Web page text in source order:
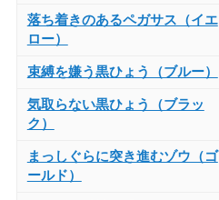
落ち着きのあるペガサス（イエ
ロー）
束縛を嫌う黒ひょう（ブルー）
気取らない黒ひょう（ブラッ
ク）
まっしぐらに突き進むゾウ（ゴ
ールド）